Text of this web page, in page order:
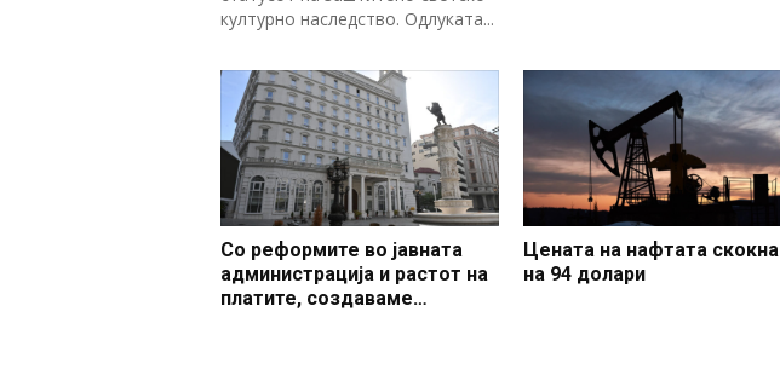
културно наследство. Одлуката...
Со реформите во јавната
администрација и растот на
платите, создаваме
Цената на нафтата скокна
на 94 долари